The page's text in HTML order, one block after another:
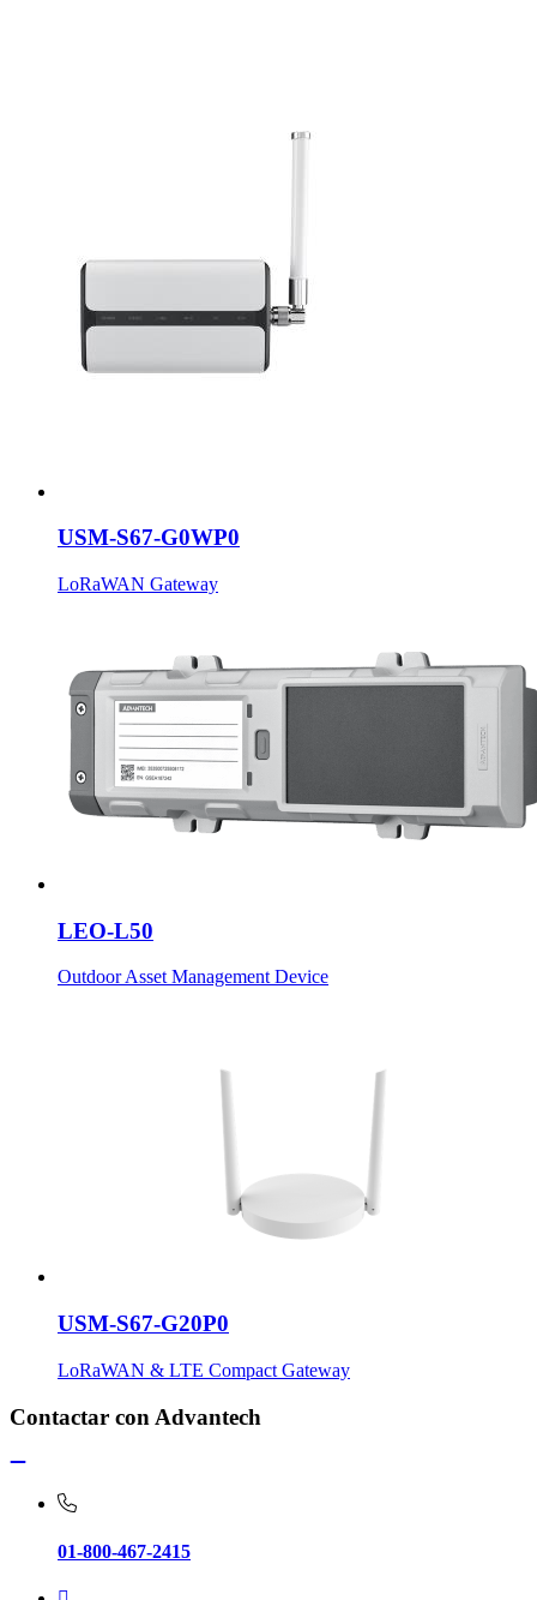
USM-S67-G0WP0
LoRaWAN Gateway
LEO-L50
Outdoor Asset Management Device
USM-S67-G20P0
LoRaWAN & LTE Compact Gateway
Contactar con Advantech
01-800-467-2415